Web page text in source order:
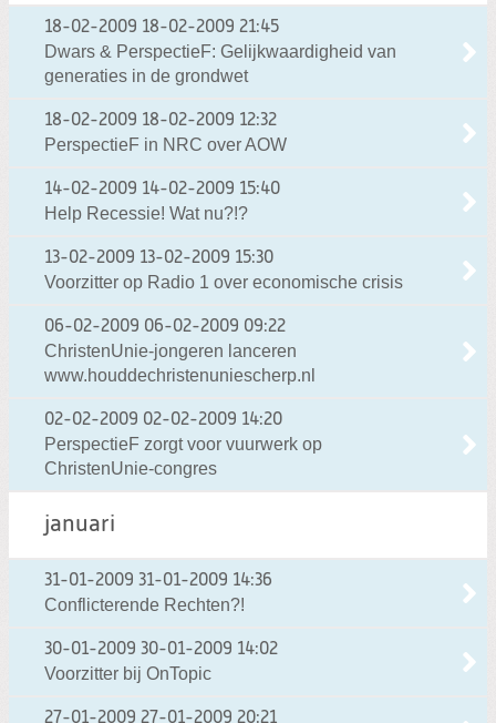
18-02-2009 18-02-2009 21:45
Dwars & PerspectieF: Gelijkwaardigheid van
generaties in de grondwet
18-02-2009 18-02-2009 12:32
PerspectieF in NRC over AOW
14-02-2009 14-02-2009 15:40
Help Recessie! Wat nu?!?
13-02-2009 13-02-2009 15:30
Voorzitter op Radio 1 over economische crisis
06-02-2009 06-02-2009 09:22
ChristenUnie-jongeren lanceren
www.houddechristenuniescherp.nl
02-02-2009 02-02-2009 14:20
PerspectieF zorgt voor vuurwerk op
ChristenUnie-congres
januari
31-01-2009 31-01-2009 14:36
Conflicterende Rechten?!
30-01-2009 30-01-2009 14:02
Voorzitter bij OnTopic
27-01-2009 27-01-2009 20:21